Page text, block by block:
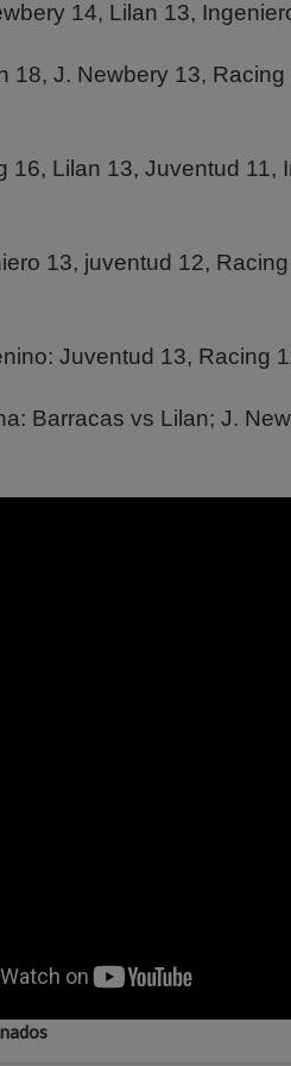
14, Lilan 13,
18, J. Newbery 13,
16, Lilan 13, Juventud 11,
13, juventud 12,
Juventud 13, Racing
Barracas vs Lilan; J.